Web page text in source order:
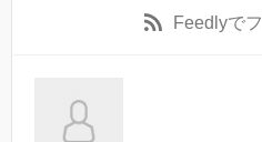
Feedlyで